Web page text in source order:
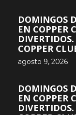
DOMINGOS
EN COPPER
COPPER
agosto 9, 2026
DOMINGOS
EN COPPER